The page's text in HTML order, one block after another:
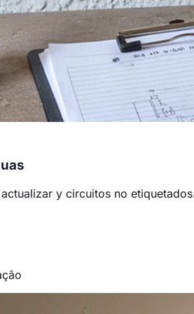
y circuitos no